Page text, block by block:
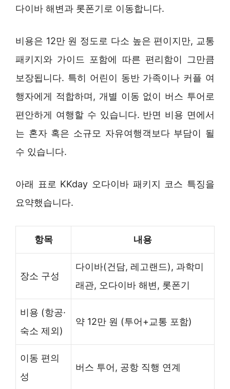
다이바 해변과 롯폰기로 이동합니다.
비용은 12만 원 정도로 다소 높은 편이지만, 교통
패키지와 가이드 포함에 따른 편리함이 그만큼
보장됩니다. 특히 어린이 동반 가족이나 커플 여
행자에게 적합하며, 개별 이동 없이 버스 투어로
편안하게 여행할 수 있습니다. 반면 비용 면에서
는 혼자 혹은 소규모 자유여행객보다 부담이 될
수 있습니다.
아래 표로 KKday 오다이바 패키지 코스 특징을
요약했습니다.
항목 내용
장소 구성
다이바(건담, 레고랜드), 과학미
래관, 오다이바 해변, 롯폰기
비용 (항공·
숙소 제외)
약 12만 원 (투어+교통 포함)
이동 편의
성
버스 투어, 공항 직행 연계